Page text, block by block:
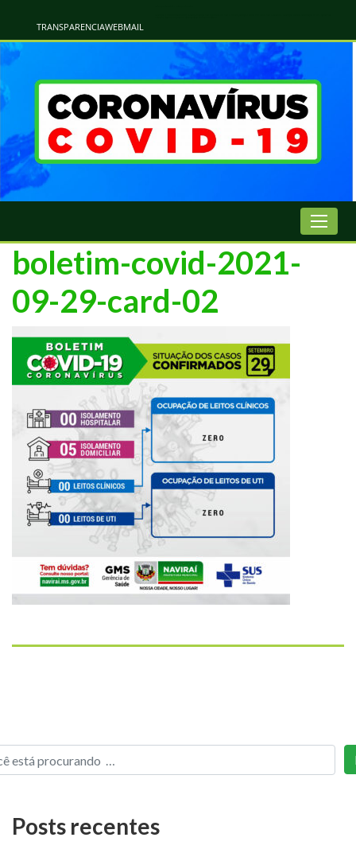
TRANSPARENCIAWEBMAIL
boletim-covid-2021-
09-29-card-02
Posts recentes